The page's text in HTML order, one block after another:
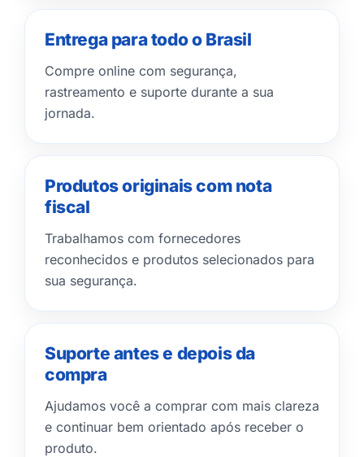
Entrega para todo o Brasil
Compre online com segurança,
rastreamento e suporte durante a sua
jornada.
Produtos originais com nota
fiscal
Trabalhamos com fornecedores
reconhecidos e produtos selecionados para
sua segurança.
Suporte antes e depois da
compra
Ajudamos você a comprar com mais clareza
e continuar bem orientado após receber o
produto.